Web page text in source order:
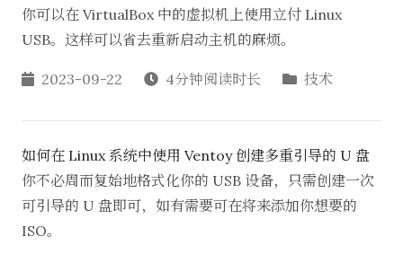
你可以在 VirtualBox 中的虚拟机上使用立付 Linux
USB。这样可以省去重新启动主机的麻烦。
2023-09-22 4分钟阅读时长 技术
如何在 Linux 系统中使用 Ventoy 创建多重引导的 U 盘
你不必周而复始地格式化你的 USB 设备，只需创建一次
可引导的 U 盘即可，如有需要可在将来添加你想要的
ISO。